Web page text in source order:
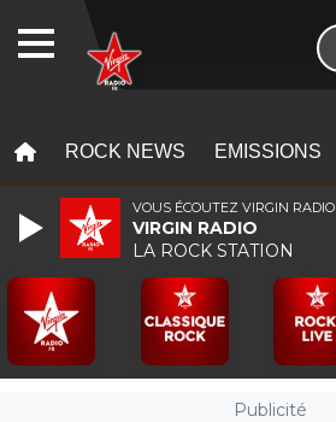
ROCK NEWS EMISSIONS
Publicité
VOUS ÉCOUTEZ VIRGIN RADIO
VIRGIN RADIO
LA ROCK STATION
WEBRADIO